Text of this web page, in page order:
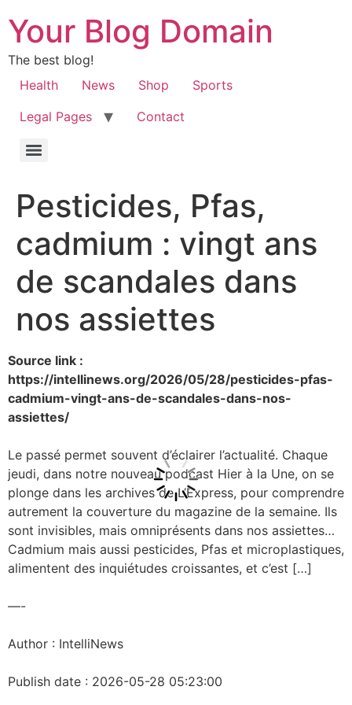
Your Blog Domain
The best blog!
Health
News Shop
Sports
Legal Pages
Contact
Pesticides, Pfas,
cadmium : vingt ans
de scandales dans
nos assiettes
Source link :
https://intellinews.org/2026/05/28/pesticides-pfas-
cadmium-vingt-ans-de-scandales-dans-nos-
assiettes/
Le passé permet souvent d’éclairer l’actualité. Chaque
jeudi, dans notre nouveau podcast Hier à la Une, on se
plonge dans les archives de L’Express, pour comprendre
autrement la couverture du magazine de la semaine. Ils
sont invisibles, mais omniprésents dans nos assiettes…
Cadmium mais aussi pesticides, Pfas et microplastiques,
alimentent des inquiétudes croissantes, et c’est […]
—-
Author : IntelliNews
Publish date : 2026-05-28 05:23:00